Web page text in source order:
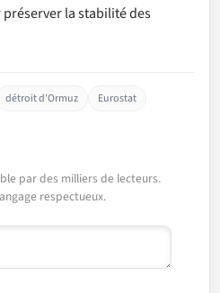
la stabilité des
détroit d'Ormuz
Eurostat
par des milliers de lecteurs.
respectueux.